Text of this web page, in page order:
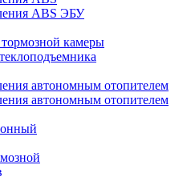
ABS ЭБУ
камеры
автономным отопителем
автономным отопителем